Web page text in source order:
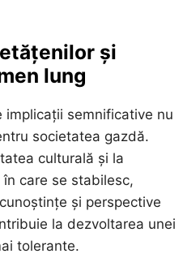
și
lung
semnificative nu
societatea gazdă.
culturală și la
care se stabilesc,
și perspective
la dezvoltarea unei
tolerante.